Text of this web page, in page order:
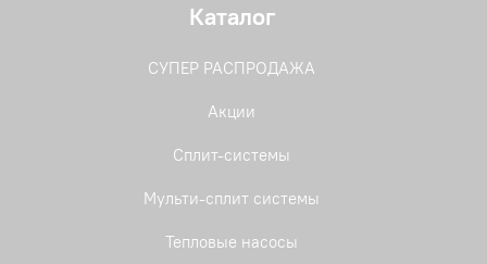
Каталог
СУПЕР РАСПРОДАЖА
Акции
Сплит-системы
Мульти-сплит системы
Тепловые насосы